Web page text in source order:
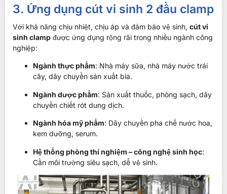
3. Ứng dụng cút vi sinh 2 đầu clamp
Với khả năng chịu nhiệt, chịu áp và đảm bảo vệ sinh, cút vi
sinh clamp được ứng dụng rộng rãi trong nhiều ngành công
nghiệp:
Ngành thực phẩm: Nhà máy sữa, nhà máy nước trái
cây, dây chuyền sản xuất bia.
Ngành dược phẩm: Sản xuất thuốc, phòng sạch, dây
chuyền chiết rót dung dịch.
Ngành hóa mỹ phẩm: Dây chuyền pha chế nước hoa,
kem dưỡng, serum.
Hệ thống phòng thí nghiệm – công nghệ sinh học:
Cần môi trường siêu sạch, dễ vệ sinh.